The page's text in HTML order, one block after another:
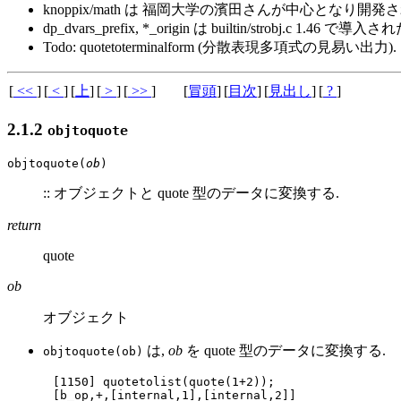
knoppix/math は 福岡大学の濱田さんが中心となり開発
dp_dvars_prefix, *_origin は builtin/strobj.c 1.46 で導入され
Todo: quotetoterminalform (分散表現多項式の見易い出力).
[ << ] [ < ] [ 上] [ > ] [ >> ] [冒頭] [目次] [見出し] [ ? ]
2.1.2 objtoquote
objtoquote(ob )
:: オブジェクトと quote 型のデータに変換する.
return
quote
ob
オブジェクト
objtoquote(ob) は, ob を quote 型のデータに変換する.
[1150] quotetolist(quote(1+2));
[b_op,+,[internal,1],[internal,2]]